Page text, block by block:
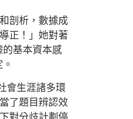
剖析，數據成
正！」她對著
基本資本感
會生涯諸多環
了題目辨認效